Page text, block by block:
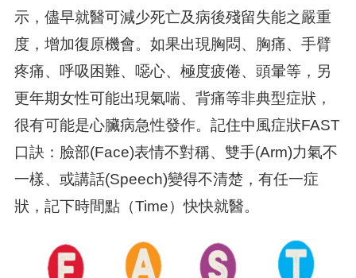
示，儘早就醫可減少死亡及病後殘留失能之嚴重
度，增加復原機會。如果出現胸悶、胸痛、手臂
疼痛、呼吸困難、噁心、極度疲倦、頭暈等，另
更年期女性可能出現氣喘、背痛等非典型症狀，
很有可能是心臟病急性發作。記住中風症狀FAST
口訣：臉部(Face)表情不對稱、雙手(Arm)力氣不
一樣、或講話(Speech)變得不清楚，有任一症
狀，記下時間點（Time）快快就醫。